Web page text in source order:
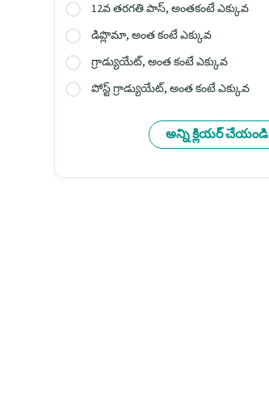
12వ తరగతి పాస్, అంతకంటే ఎక్కువ
డిప్లొమా, అంత కంటే ఎక్కువ
గ్రాడ్యుయేట్, అంత కంటే ఎక్కువ
పోస్ట్ గ్రాడ్యుయేట్, అంత కంటే ఎక్కువ
అన్ని క్లియర్ చేయండి